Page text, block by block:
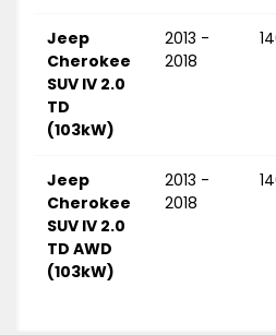
Jeep
Cherokee
SUV IV 2.0
TD
(103kW)
2013 -
2018
Jeep
Cherokee
SUV IV 2.0
TD AWD
(103kW)
2013 -
2018